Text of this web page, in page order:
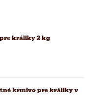
králiky 2 kg
krmivo pre králiky v